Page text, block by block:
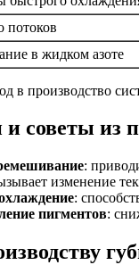
потоков
в жидком азоте
в производство
советы из
:
изменение
:
пигментов: